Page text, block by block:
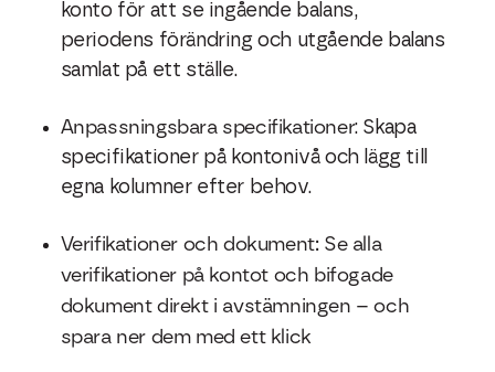
konto för att se ingående balans,
periodens förändring och utgående balans
samlat på ett ställe.
Anpassningsbara specifikationer: Skapa
specifikationer på kontonivå och lägg till
egna kolumner efter behov.
Verifikationer och dokument: Se alla
verifikationer på kontot och bifogade
dokument direkt i avstämningen – och
spara ner dem med ett klick